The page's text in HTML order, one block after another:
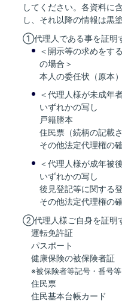
してください。各資料に
し、それ以降の情報は黒
①代理人である事を証明
＜開示等の求めをす
の場合＞
本人の委任状（原本）
＜代理人様が未成年
いずれかの写し
戸籍謄本
住民票（続柄の記載
その他法定代理権の
＜代理人様が成年被
いずれかの写し
後見登記等に関する
その他法定代理権の
②代理人様ご自身を証明
運転免許証
パスポート
健康保険の被保険者証
※被保険者等記号・番号
住民票
住民基本台帳カード